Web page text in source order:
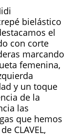
bielástico
el
con corte
marcando
femenina,
y un toque
de la
las
que hemos
CLAVEL,